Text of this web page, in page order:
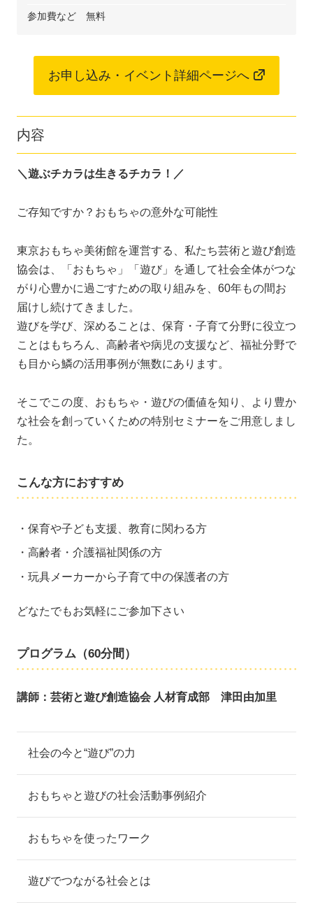
参加費など 無料
お申し込み・イベント詳細ページへ
内容
＼遊ぶチカラは生きるチカラ！／
ご存知ですか？おもちゃの意外な可能性
東京おもちゃ美術館を運営する、私たち芸術と遊び創造
協会は、「おもちゃ」「遊び」を通して社会全体がつな
がり心豊かに過ごすための取り組みを、60年もの間お
届けし続けてきました。
遊びを学び、深めることは、保育・子育て分野に役立つ
ことはもちろん、高齢者や病児の支援など、福祉分野で
も目から鱗の活用事例が無数にあります。
そこでこの度、おもちゃ・遊びの価値を知り、より豊か
な社会を創っていくための特別セミナーをご用意しまし
た。
こんな方におすすめ
保育や子ども支援、教育に関わる方
高齢者・介護福祉関係の方
玩具メーカーから子育て中の保護者の方
どなたでもお気軽にご参加下さい
プログラム（60分間）
講師：芸術と遊び創造協会 人材育成部 津田由加里
社会の今と“遊び”の力
おもちゃと遊びの社会活動事例紹介
おもちゃを使ったワーク
遊びでつながる社会とは